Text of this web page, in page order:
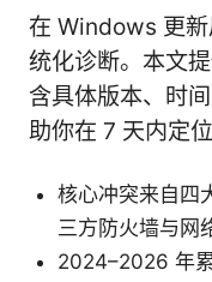
在 Windows 更
统化诊断。本文
含具体版本、时
助你在 7 天内定
核心冲突来自四
三方防火墙与网
2024–2026 年